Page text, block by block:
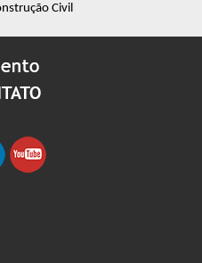
Civil